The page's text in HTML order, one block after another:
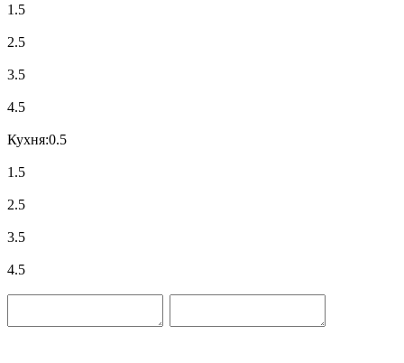
1.5
2.5
3.5
4.5
Кухня:0.5
1.5
2.5
3.5
4.5